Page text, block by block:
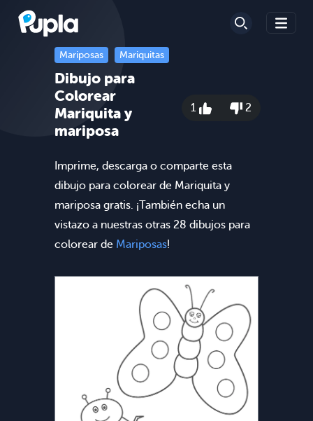
Mariposas Mariquitas
Dibujo para
Colorear
Mariquita y
mariposa
1 2
Imprime, descarga o comparte esta
dibujo para colorear de Mariquita y
mariposa gratis. ¡También echa un
vistazo a nuestras otras 28 dibujos para
colorear de Mariposas!